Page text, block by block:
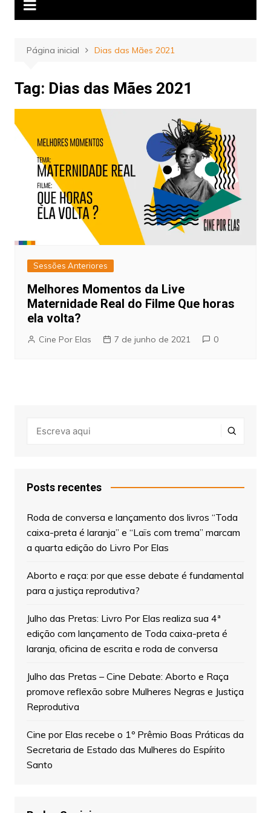
Página inicial Dias das Mães 2021
Tag: Dias das Mães 2021
Sessões Anteriores
Melhores Momentos da Live
Maternidade Real do Filme Que horas
ela volta?
Cine Por Elas 7 de junho de 2021 0
Posts recentes
Roda de conversa e lançamento dos livros “Toda
caixa-preta é laranja” e “Laïs com trema” marcam
a quarta edição do Livro Por Elas
Aborto e raça: por que esse debate é fundamental
para a justiça reprodutiva?
Julho das Pretas: Livro Por Elas realiza sua 4ª
edição com lançamento de Toda caixa-preta é
laranja, oficina de escrita e roda de conversa
Julho das Pretas – Cine Debate: Aborto e Raça
promove reflexão sobre Mulheres Negras e Justiça
Reprodutiva
Cine por Elas recebe o 1º Prêmio Boas Práticas da
Secretaria de Estado das Mulheres do Espírito
Santo